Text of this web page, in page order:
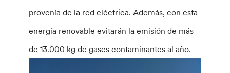
provenía de la red eléctrica. Además, con esta
energía renovable evitarán la emisión de más
de 13.000 kg de gases contaminantes al año.